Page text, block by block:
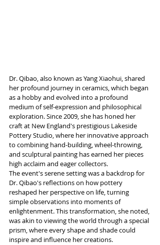
Dr. Qibao, also known as Yang Xiaohui, shared
her profound journey in ceramics, which began
as a hobby and evolved into a profound
medium of self-expression and philosophical
exploration. Since 2009, she has honed her
craft at New England's prestigious Lakeside
Pottery Studio, where her innovative approach
to combining hand-building, wheel-throwing,
and sculptural painting has earned her pieces
high acclaim and eager collectors.
The event's serene setting was a backdrop for
Dr. Qibao's reflections on how pottery
reshaped her perspective on life, turning
simple observations into moments of
enlightenment. This transformation, she noted,
was akin to viewing the world through a special
prism, where every shape and shade could
inspire and influence her creations.